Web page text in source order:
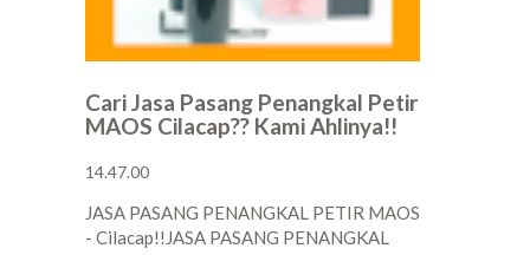
Cari Jasa Pasang Penangkal Petir
MAOS Cilacap?? Kami Ahlinya!!
14.47.00
JASA PASANG PENANGKAL PETIR MAOS
- Cilacap!!JASA PASANG PENANGKAL